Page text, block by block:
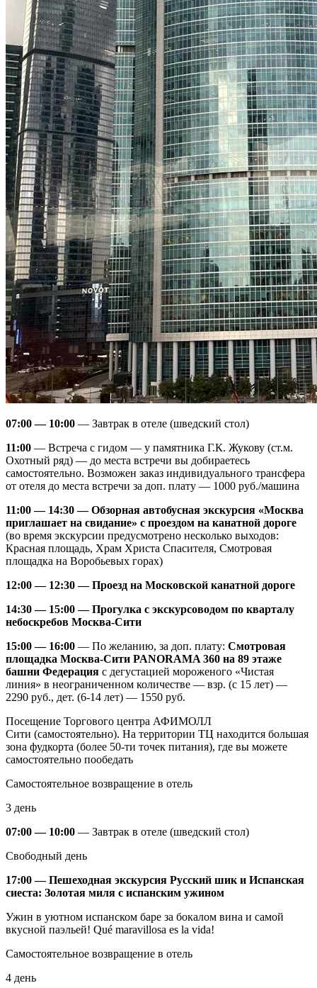
07:00 — 10:00 — Завтрак в отеле (шведский стол)
11:00 — Встреча с гидом — у памятника Г.К. Жукову (ст.м.
Охотный ряд) — до места встречи вы добираетесь
самостоятельно. Возможен заказ индивидуального трансфера
от отеля до места встречи за доп. плату — 1000 руб./машина
11:00 — 14:30 —Обзорная автобусная экскурсия «Москва
приглашает на свидание» с проездом на канатной дороге
(во время экскурсии предусмотрено несколько выходов:
Красная площадь, Храм Христа Спасителя, Смотровая
площадка на Воробьевых горах)
12:00 — 12:30 —Проезд на Московской канатной дороге
14:30 — 15:00 —Прогулка с экскурсоводом по кварталу
небоскребов Москва-Сити
15:00 — 16:00 — По желанию, за доп. плату: Смотровая
площадка Москва-Сити PANORAMA 360 на 89 этаже
башни Федерация с дегустацией мороженого «Чистая
линия» в неограниченном количестве — взр. (с 15 лет) —
2290 руб., дет. (6-14 лет) — 1550 руб.
Посещение Торгового центра АФИМОЛЛ
Сити (самостоятельно). На территории ТЦ находится большая
зона фудкорта (более 50-ти точек питания), где вы можете
самостоятельно пообедать
Самостоятельное возвращение в отель
3 день
07:00 — 10:00 — Завтрак в отеле (шведский стол)
Свободный день
17:00 —Пешеходная экскурсия Русский шик и Испанская
сиеста: Золотая миля с испанским ужином
Ужин в уютном испанском баре за бокалом вина и самой
вкусной паэльей! Qué maravillosa es la vida!
Самостоятельное возвращение в отель
4 день